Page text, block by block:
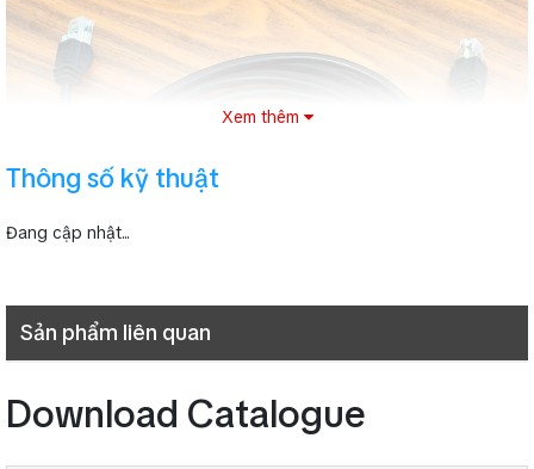
Xem thêm
Thông số kỹ thuật
Đang cập nhật...
Sản phẩm liên quan
Download Catalogue